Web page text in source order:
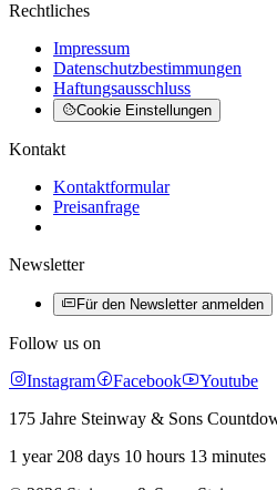
Rechtliches
Impressum
Datenschutzbestimmungen
Haftungsausschluss
Cookie Einstellungen
Kontakt
Kontaktformular
Preisanfrage
Newsletter
Für den Newsletter anmelden
Follow us on
Instagram
Facebook
Youtube
175 Jahre Steinway & Sons
1 year 208 days 10 hours 13 minutes